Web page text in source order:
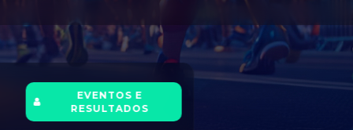
EVENTOS E
RESULTADOS